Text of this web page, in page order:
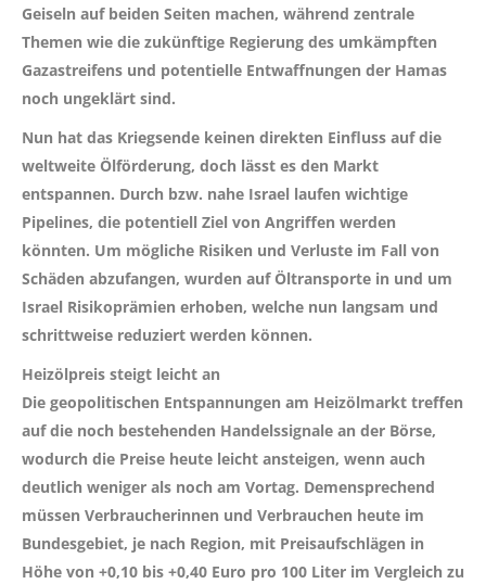
Geiseln auf beiden Seiten machen, während zentrale
Themen wie die zukünftige Regierung des umkämpften
Gazastreifens und potentielle Entwaffnungen der Hamas
noch ungeklärt sind.
Nun hat das Kriegsende keinen direkten Einfluss auf die
weltweite Ölförderung, doch lässt es den Markt
entspannen. Durch bzw. nahe Israel laufen wichtige
Pipelines, die potentiell Ziel von Angriffen werden
könnten. Um mögliche Risiken und Verluste im Fall von
Schäden abzufangen, wurden auf Öltransporte in und um
Israel Risikoprämien erhoben, welche nun langsam und
schrittweise reduziert werden können.
Heizölpreis steigt leicht an
Die geopolitischen Entspannungen am Heizölmarkt treffen
auf die noch bestehenden Handelssignale an der Börse,
wodurch die Preise heute leicht ansteigen, wenn auch
deutlich weniger als noch am Vortag. Demensprechend
müssen Verbraucherinnen und Verbrauchen heute im
Bundesgebiet, je nach Region, mit Preisaufschlägen in
Höhe von +0,10 bis +0,40 Euro pro 100 Liter im Vergleich zu